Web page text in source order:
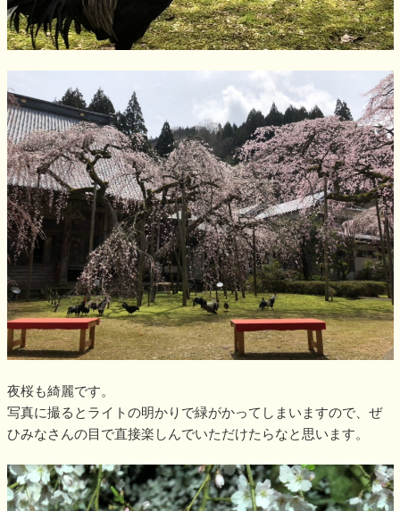
夜桜も綺麗です。
写真に撮るとライトの明かりで緑がかってしまいますので、ぜ
ひみなさんの目で直接楽しんでいただけたらなと思います。